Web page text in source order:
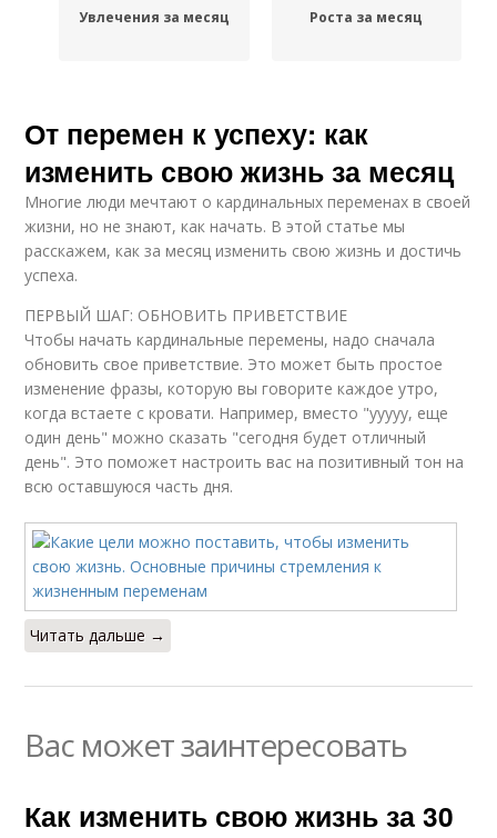
Увлечения за месяц Роста за месяц
От перемен к успеху: как
изменить свою жизнь за месяц
Многие люди мечтают о кардинальных переменах в своей
жизни, но не знают, как начать. В этой статье мы
расскажем, как за месяц изменить свою жизнь и достичь
успеха.
ПЕРВЫЙ ШАГ: ОБНОВИТЬ ПРИВЕТСТВИЕ
Чтобы начать кардинальные перемены, надо сначала
обновить свое приветствие. Это может быть простое
изменение фразы, которую вы говорите каждое утро,
когда встаете с кровати. Например, вместо "ууууу, еще
один день" можно сказать "сегодня будет отличный
день". Это поможет настроить вас на позитивный тон на
всю оставшуюся часть дня.
Читать дальше →
Вас может заинтересовать
Как изменить свою жизнь за 30